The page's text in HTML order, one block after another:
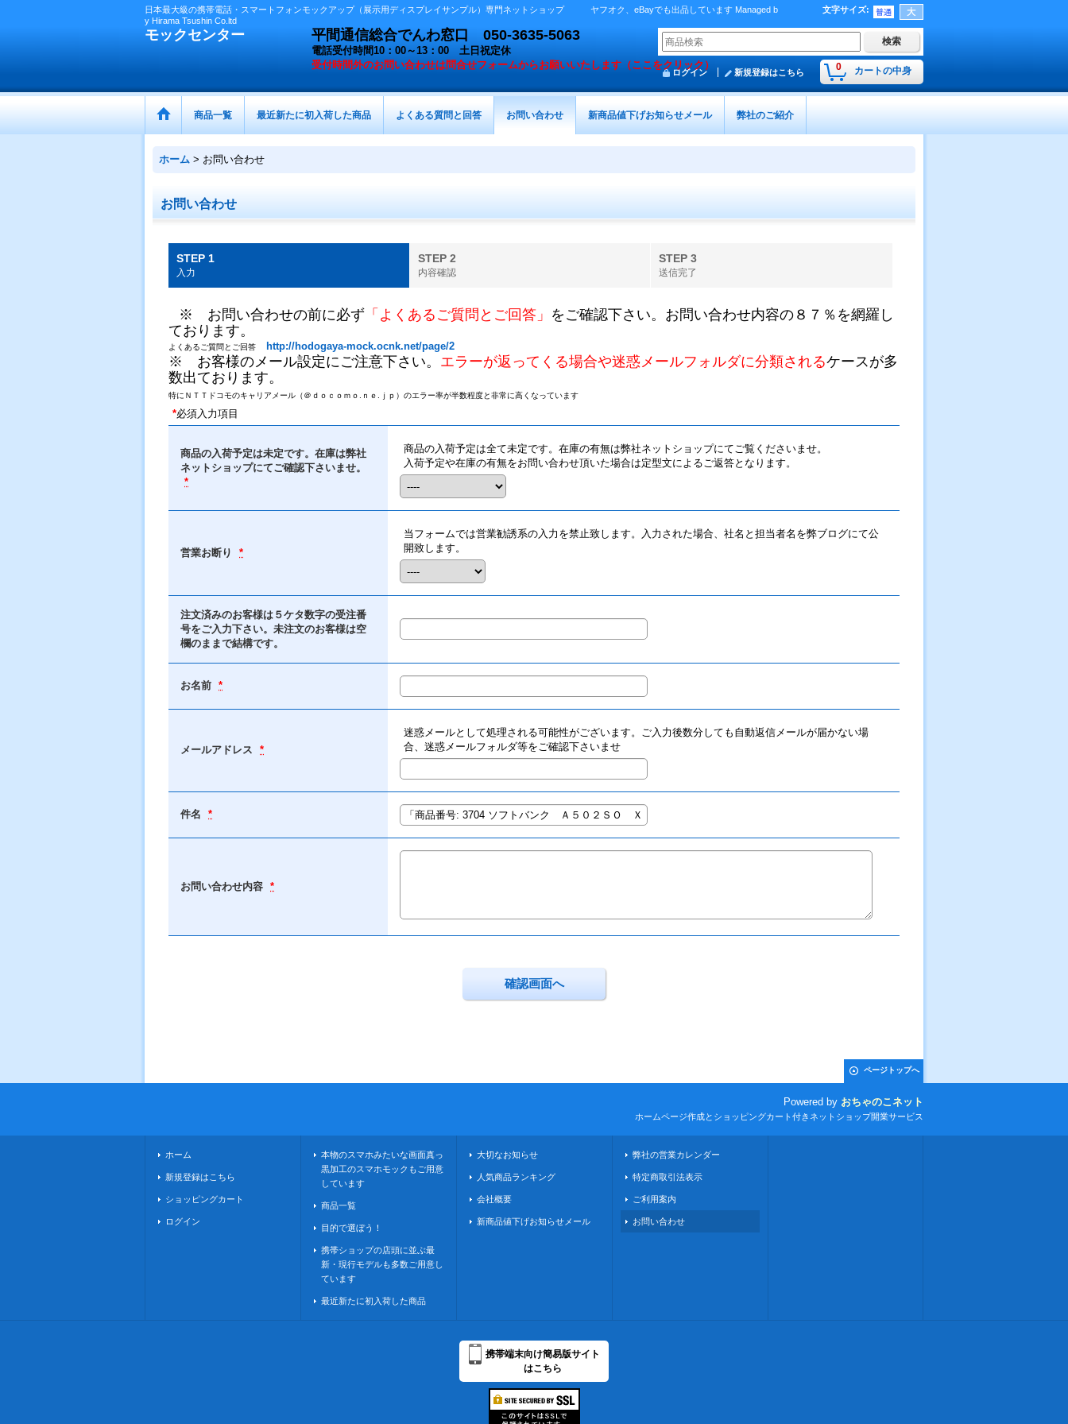
日本最大級の携帯電話・スマートフォンモックアップ（展示用ディスプレイサンプル）専門ネットショップ ヤフオク、eBayでも出品しています Managed b
y Hirama Tsushin Co.ltd
文字サイズ:
モックセンター 平間通信総合でんわ窓口 050-3635-5063
電話受付時間10：00～13：00 土日祝定休
受付時間外のお問い合わせは問合せフォームからお願いいたします（ここをクリック） 0 カートの中身
ログイン 新規登録はこちら
商品一覧 最近新たに初入荷した商品 よくある質問と回答 お問い合わせ 新商品値下げお知らせメール 弊社のご紹介
ホーム > お問い合わせ
お問い合わせ
STEP 1
入力
STEP 2
内容確認
STEP 3
送信完了
※ お問い合わせの前に必ず 「よくあるご質問とご回答」 をご確認下さい。お問い合わせ内容の８７％を網羅し
ております。
よくあるご質問とご回答 http://hodogaya-mock.ocnk.net/page/2
※ お客様のメール設定にご注意下さい。 エラーが返ってくる場合や迷惑メールフォルダに分類されるケースが多
数出ております。
特にＮＴＴドコモのキャリアメール（＠ｄｏｃｏｍｏ.ｎｅ.ｊｐ）のエラー率が半数程度と非常に高くなっています
*必須入力項目
商品の入荷予定は未定です。在庫は弊社
ネットショップにてご確認下さいませ。
*
商品の入荷予定は全て未定です。在庫の有無は弊社ネットショップにてご覧くださいませ。
入荷予定や在庫の有無をお問い合わせ頂いた場合は定型文によるご返答となります。
営業お断り *
当フォームでは営業勧誘系の入力を禁止致します。入力された場合、社名と担当者名を弊ブログにて公
開致します。
注文済みのお客様は５ケタ数字の受注番
号をご入力下さい。未注文のお客様は空
欄のままで結構です。
お名前 *
メールアドレス *
迷惑メールとして処理される可能性がございます。ご入力後数分しても自動返信メールが届かない場
合、迷惑メールフォルダ等をご確認下さいませ
件名 *
お問い合わせ内容 *
ページトップへ
Powered by おちゃのこネット
ホームページ作成とショッピングカート付きネットショップ開業サービス
ホーム
新規登録はこちら
ショッピングカート
ログイン
本物のスマホみたいな画面真っ
黒加工のスマホモックもご用意
しています
商品一覧
目的で選ぼう！
携帯ショップの店頭に並ぶ最
新・現行モデルも多数ご用意し
ています
最近新たに初入荷した商品
大切なお知らせ
人気商品ランキング
会社概要
新商品値下げお知らせメール
弊社の営業カレンダー
特定商取引法表示
ご利用案内
お問い合わせ
携帯端末向け簡易版サイト
はこちら